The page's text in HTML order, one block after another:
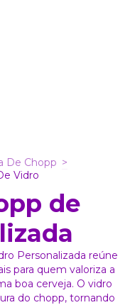
De Chopp >
Vidro
de
Personalizada reúne
para quem valoriza a
boa cerveja. O vidro
do chopp, tornando